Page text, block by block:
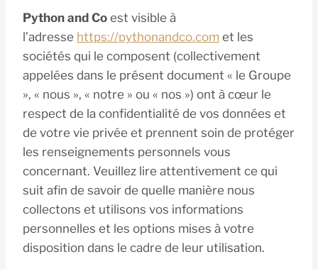
Python and Co est visible à
l’adresse https://pythonandco.com et les
sociétés qui le composent (collectivement
appelées dans le présent document « le Groupe
», « nous », « notre » ou « nos ») ont à cœur le
respect de la confidentialité de vos données et
de votre vie privée et prennent soin de protéger
les renseignements personnels vous
concernant. Veuillez lire attentivement ce qui
suit afin de savoir de quelle manière nous
collectons et utilisons vos informations
personnelles et les options mises à votre
disposition dans le cadre de leur utilisation.